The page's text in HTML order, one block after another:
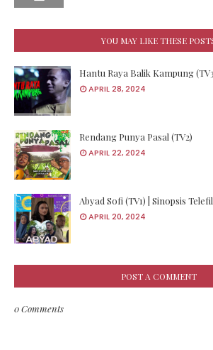
YOU MAY LIKE THESE
Hantu Raya Balik Kampung
APRIL 28, 2024
Rendang Punya Pasal (TV2)
APRIL 22, 2024
Abyad Sofi (TV1) | Sinopsis
APRIL 20, 2024
POST A COMMENT
0 Comments